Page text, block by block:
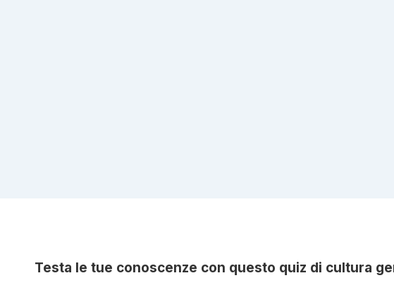
Testa le tue conoscenze con questo quiz di cultura